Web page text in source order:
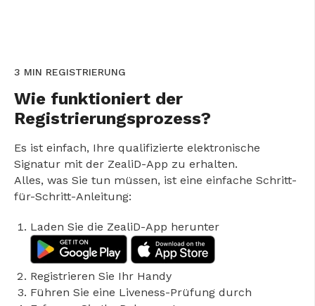
3 MIN REGISTRIERUNG
Wie funktioniert der
Registrierungsprozess?
Es ist einfach, Ihre qualifizierte elektronische
Signatur mit der ZealiD-App zu erhalten.
Alles, was Sie tun müssen, ist eine einfache Schritt-
für-Schritt-Anleitung:
Laden Sie die ZealiD-App herunter
Registrieren Sie Ihr Handy
Führen Sie eine Liveness-Prüfung durch